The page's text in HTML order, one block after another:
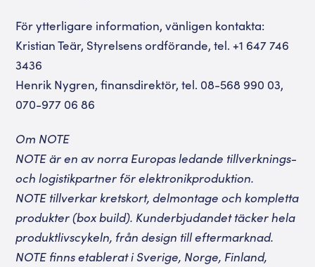
För ytterligare information, vänligen kontakta:
Kristian Teär, Styrelsens ordförande, tel. +1 647 746
3436
Henrik Nygren, finansdirektör, tel. 08-568 990 03,
070-977 06 86
Om NOTE
NOTE är en av norra Europas ledande tillverknings-
och logistikpartner för elektronikproduktion.
NOTE tillverkar kretskort, delmontage och kompletta
produkter (box build). Kunderbjudandet täcker hela
produktlivscykeln, från design till eftermarknad.
NOTE finns etablerat i Sverige, Norge, Finland,